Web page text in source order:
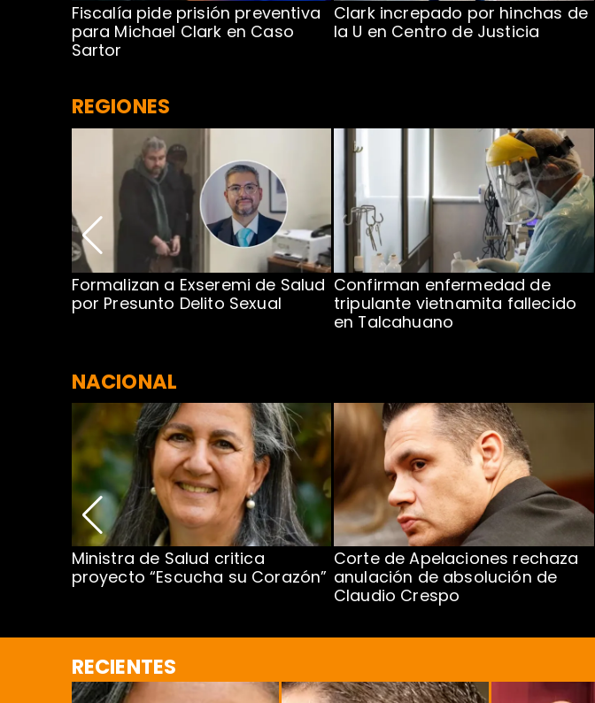
Fiscalía pide prisión preventiva
para Michael Clark en Caso
Sartor
Clark increpado por hinchas de
la U en Centro de Justicia
REGIONES
Formalizan a Exseremi de Salud
por Presunto Delito Sexual
Confirman enfermedad de
tripulante vietnamita fallecido
en Talcahuano
NACIONAL
Ministra de Salud critica
proyecto “Escucha su Corazón”
Corte de Apelaciones rechaza
anulación de absolución de
Claudio Crespo
RECIENTES